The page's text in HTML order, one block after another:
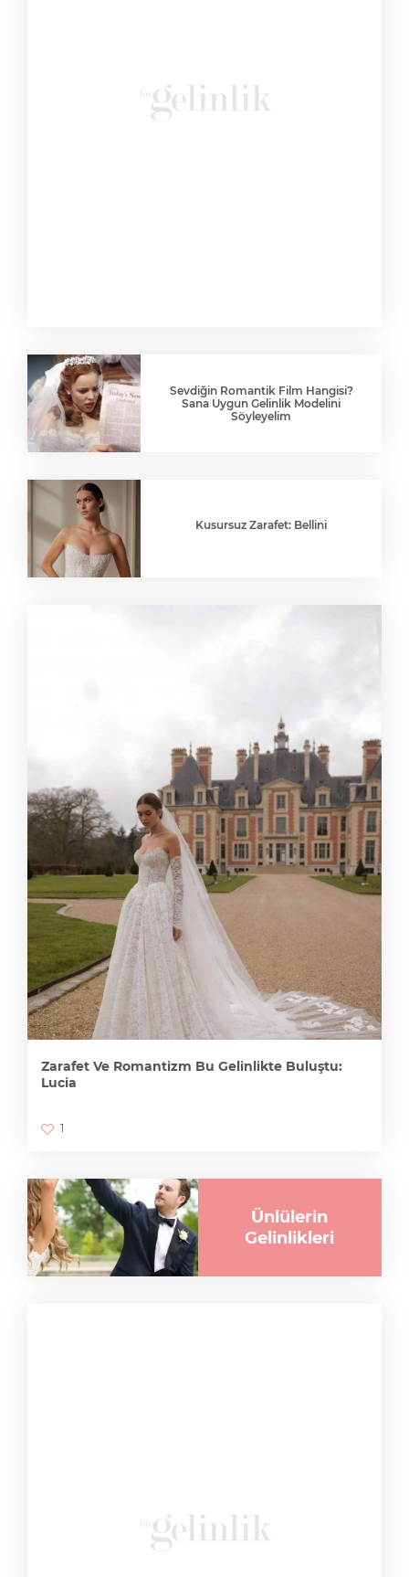
Sevdiğin Romantik Film Hangisi?
Sana Uygun Gelinlik Modelini
Söyleyelim
Kusursuz Zarafet: Bellini
Zarafet Ve Romantizm Bu Gelinlikte Buluştu:
Lucia
1
Ünlülerin
Gelinlikleri